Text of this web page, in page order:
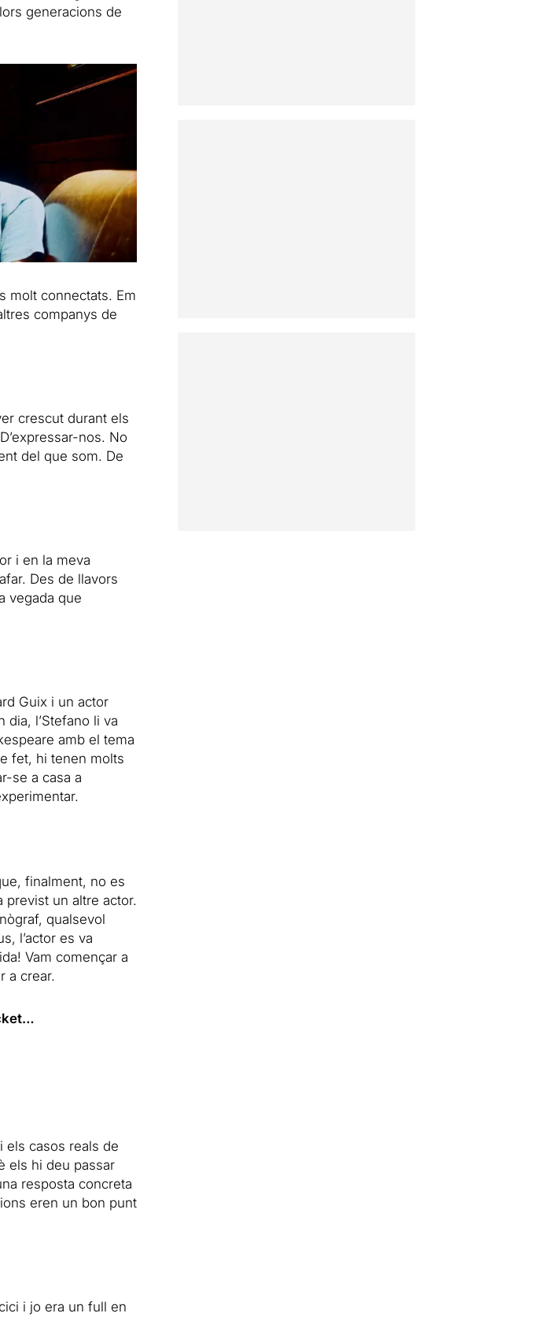
generacions de
molt connectats. Em
companys de
crescut durant els
nos. No
del que som. De
i en la meva
Des de llavors
vegada que
Guix i un actor
dia, l’Stefano li va
amb el tema
fet, hi tenen molts
se a casa a
finalment, no es
previst un altre actor.
qualsevol
l’actor es va
Vam començar a
a crear.
els casos reals de
els hi deu passar
resposta concreta
eren un bon punt
i jo era un full en